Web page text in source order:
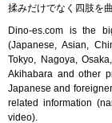
揉みだけでなく四肢を
Dino-es.com is the
(Japanese, Asian,
Tokyo, Nagoya,
Akihabara and other
Japanese and
related information
video).